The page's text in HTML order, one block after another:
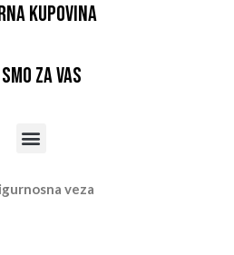
kupovina
za vas
Menu
veza